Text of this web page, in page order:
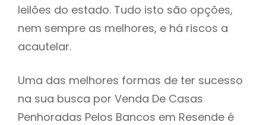
leilões do estado. Tudo isto são opções,
nem sempre as melhores, e há riscos a
acautelar.
Uma das melhores formas de ter sucesso
na sua busca por Venda De Casas
Penhoradas Pelos Bancos em Resende é